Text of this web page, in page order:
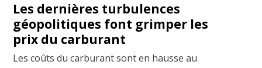
Les dernières turbulences
géopolitiques font grimper les
prix du carburant
Les coûts du carburant sont en hausse au